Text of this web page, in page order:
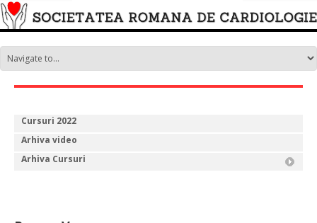
Cursuri 2022
Arhiva video
Arhiva Cursuri